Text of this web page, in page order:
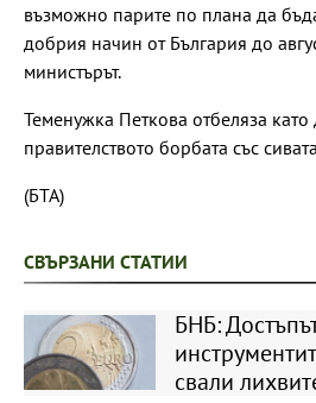
възможно парите по плана да
добрия начин от България до
министърът.
Теменужка Петкова отбеляза като
правителството борбата със
(БТА)
СВЪРЗАНИ СТАТИИ
БНБ:
свали